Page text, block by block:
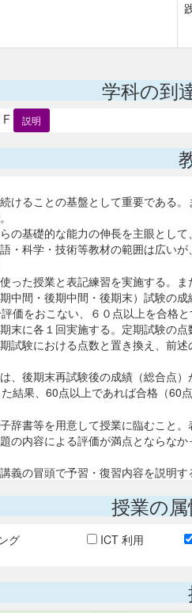
学科の到
F 説明
けることの基盤として重要である
の基礎的な能力の伸長を主眼とし
・科学・技術等教材の範囲は広い
った授業と表記練習を実施する。
中間・後期中間・後期末）試験の
価をおこない、６０点以上を合格
末に各１回実施する。定期試験の
試験における点数と置き換え、前
、後期末再試験後の成績（総合点
結果、60点以上であれば合格（60
辞書等を用意して授業に臨むこと
の内容による評価が満点とならな
義の冒頭で予習・復習内容を説明す
授業の
グ ICT 利用